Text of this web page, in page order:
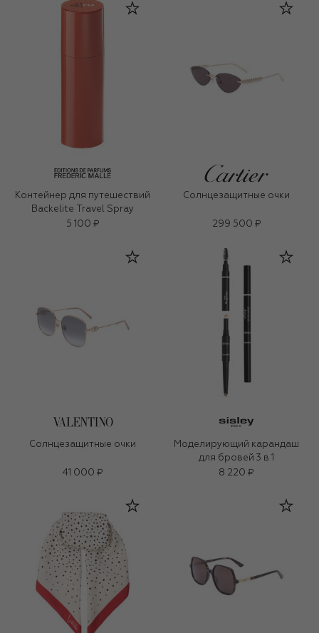
Контейнер для путешествий
Backelite Travel Spray
5 100 ₽
Солнцезащитные очки
299 500 ₽
Солнцезащитные очки
41 000 ₽
Моделирующий карандаш
для бровей 3 в 1
8 220 ₽